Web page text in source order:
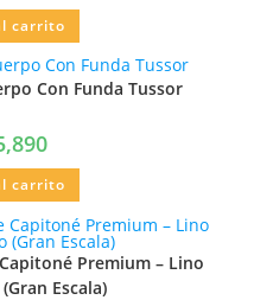
carrito
Con Funda Tussor
carrito
Premium – Lino
Escala)